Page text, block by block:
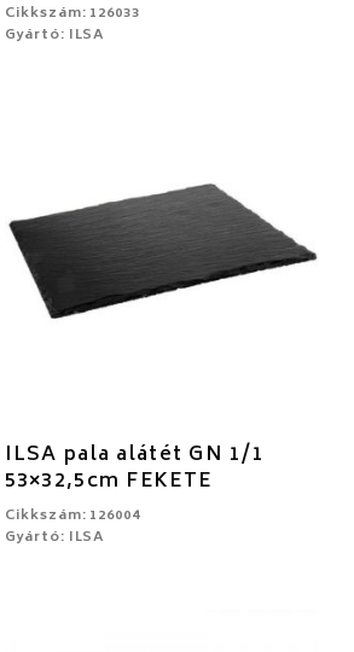
Cikkszám: 126033
Gyártó: ILSA
ILSA pala alátét GN 1/1
53×32,5cm FEKETE
Cikkszám: 126004
Gyártó: ILSA